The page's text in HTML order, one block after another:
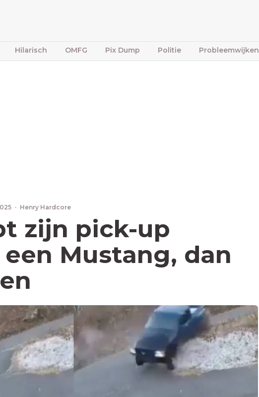
Hilarisch OMFG Pix Dump Politie Probleemwijken
· Henry Hardcore
zijn pick-up
Mustang, dan